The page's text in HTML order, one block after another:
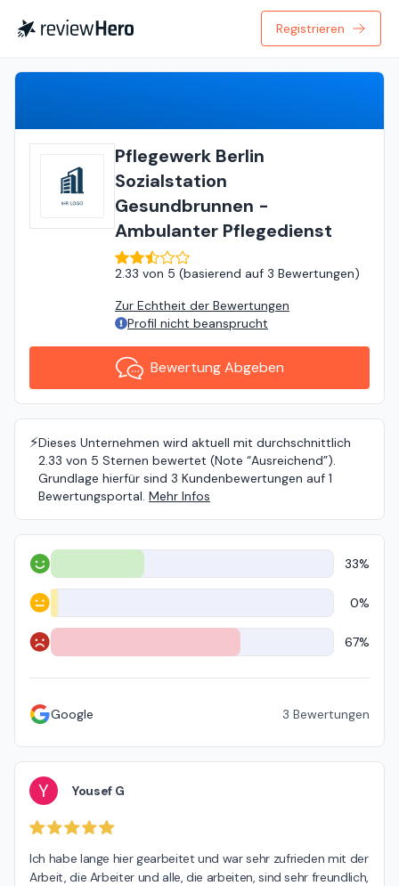
Registrieren
Pflegewerk Berlin
Sozialstation
Gesundbrunnen -
Ambulanter Pflegedienst
2.33 von 5 (basierend auf 3 Bewertungen)
Zur Echtheit der Bewertungen
Profil nicht beansprucht
Bewertung Abgeben
⚡️Dieses Unternehmen wird aktuell mit durchschnittlich
2.33 von 5 Sternen bewertet (Note “Ausreichend”).
Grundlage hierfür sind 3 Kundenbewertungen auf 1
Bewertungsportal. Mehr Infos
Positiv 33%
Neutral 0%
Negativ 67%
Google 3 Bewertungen
Y Yousef G
Ich habe lange hier gearbeitet und war sehr zufrieden mit der
Arbeit, die Arbeiter und alle, die arbeiten, sind sehr freundlich,